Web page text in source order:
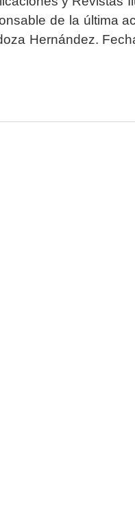
de la última
Hernández.